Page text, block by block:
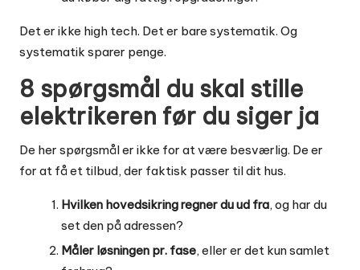
Det er ikke high tech. Det er bare systematik. Og
systematik sparer penge.
8 spørgsmål du skal stille
elektrikeren før du siger ja
De her spørgsmål er ikke for at være besværlig. De er
for at få et tilbud, der faktisk passer til dit hus.
Hvilken hovedsikring regner du ud fra, og har du
set den på adressen?
Måler løsningen pr. fase, eller er det kun samlet